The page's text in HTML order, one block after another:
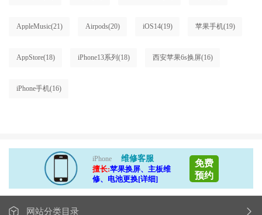
AppleMusic(21) Airpods(20) iOS14(19) 苹果手机(19)
AppStore(18) iPhone13系列 (18) 西安苹果6s换屏(16)
iPhone手机(16)
iPhone
维修客服
擅长:苹果换屏、主板维
修、电池更换[详细]
免费
预约
网站分类目录